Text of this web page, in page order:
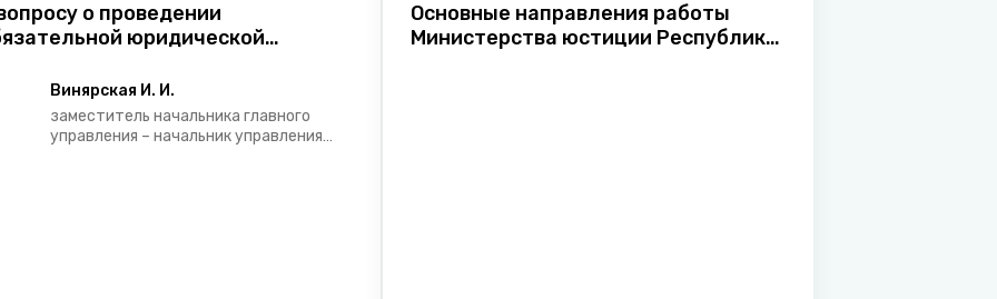
о проведении
юридической
Винярская И. И.
заместитель начальника главного
управления – начальник управления
Основные направления работы
Министерства юстиции Республики